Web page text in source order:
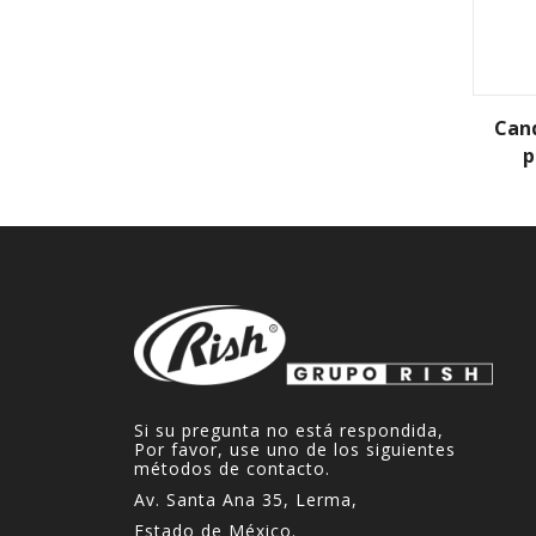
Si su pregunta no está respondida,
Por favor, use uno de los siguientes
métodos de contacto.
Av. Santa Ana 35, Lerma,
Estado de México.